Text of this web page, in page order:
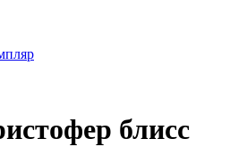
блисс